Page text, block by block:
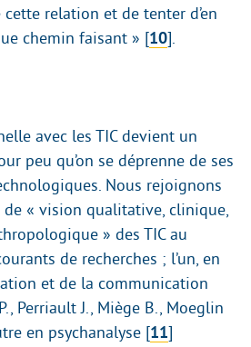
relation et de tenter d’en
chemin faisant » [10].
avec les TIC devient un
peu qu’on se déprenne de ses
Nous rejoignons
« vision qualitative, clinique,
» des TIC au
de recherches ; l’un, en
et de la communication
Perriault J., Miège B., Moeglin
en psychanalyse [11]